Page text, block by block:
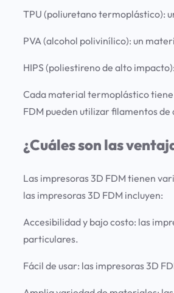
TPU (poliuretano termoplástico):
PVA (alcohol polivinílico): un
HIPS (poliestireno de alto impacto):
Cada material termoplástico tiene
FDM pueden utilizar filamentos
¿Cuáles son las
Las impresoras 3D FDM tienen
las impresoras 3D FDM incluyen:
Accesibilidad y bajo costo: las
particulares.
Fácil de usar: las impresoras 3D